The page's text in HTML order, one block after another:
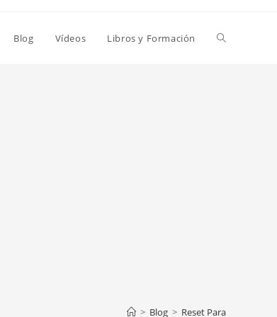
Blog Vídeos Libros y Formación Alternar
> Blog > Reset Para